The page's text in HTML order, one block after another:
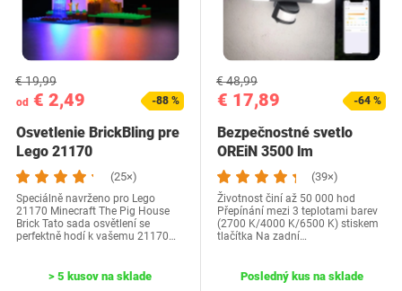
od € 2,49
€ 19,99
-88 %
Osvetlenie BrickBling pre
Lego 21170
(25×)
Speciálně navrženo pro Lego
21170 Minecraft The Pig House
Brick Tato sada osvětlení se
perfektně hodí k vašemu 21170…
> 5 kusov na sklade
€ 17,89
€ 48,99
-64 %
Bezpečnostné svetlo
OREiN 3500 lm
(39×)
Životnost činí až 50 000 hod
Přepínání mezi 3 teplotami barev
(2700 K/4000 K/6500 K) stiskem
tlačítka Na zadní…
Posledný kus na sklade